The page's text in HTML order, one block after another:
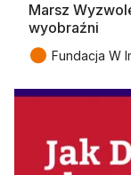
Marsz
wyobraźni
● Fundacja W